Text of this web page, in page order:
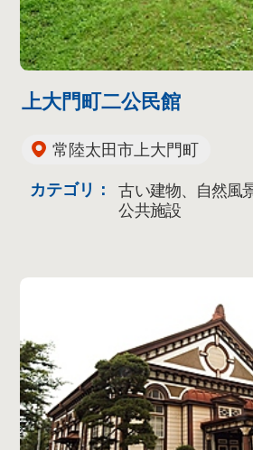
上大門町二公民館
常陸太田市上大門町
カテゴリ：
古い建物、自然風
公共施設